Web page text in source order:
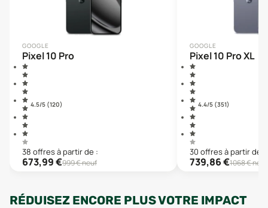
GOOGLE
Pixel 10 Pro
4.5/5 (120)
38 offresà partir de :
673,99€999€ neuf
GOOGLE
Pixel 10 Pro XL
4.4/5 (351)
30 offresà partir de :
739,86€1068€ neuf
RÉDUISEZ ENCORE PLUS VOTRE IMPACT